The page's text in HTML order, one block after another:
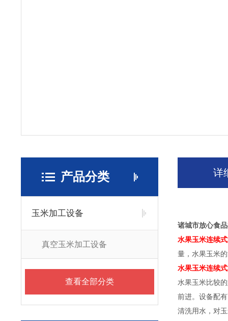
产品分类
玉米加工设备
真空玉米加工设备
查看全部分类
详
诸城市放心食
水果玉米连续
量，水果玉米
水果玉米连续
水果玉米比较
前进。设备配
清洗用水，对